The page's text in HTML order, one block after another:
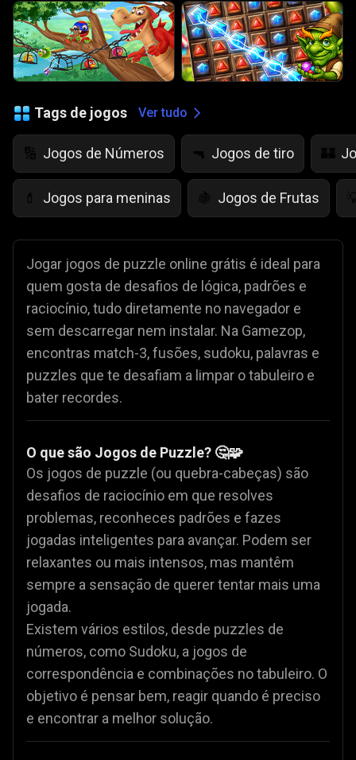
Tags de jogos Ver tudo
🔢 Jogos de Números 🔫 Jogos de tiro 🏰
💄 Jogos para meninas 🍇 Jogos de Frutas
Jogar jogos de puzzle online grátis é ideal para
quem gosta de desafios de lógica, padrões e
raciocínio, tudo diretamente no navegador e
sem descarregar nem instalar. Na Gamezop,
encontras match-3, fusões, sudoku, palavras e
puzzles que te desafiam a limpar o tabuleiro e
bater recordes.
O que são Jogos de Puzzle? 🤔🧩
Os jogos de puzzle (ou quebra-cabeças) são
desafios de raciocínio em que resolves
problemas, reconheces padrões e fazes
jogadas inteligentes para avançar. Podem ser
relaxantes ou mais intensos, mas mantêm
sempre a sensação de querer tentar mais uma
jogada.
Existem vários estilos, desde puzzles de
números, como Sudoku, a jogos de
correspondência e combinações no tabuleiro. O
objetivo é pensar bem, reagir quando é preciso
e encontrar a melhor solução.